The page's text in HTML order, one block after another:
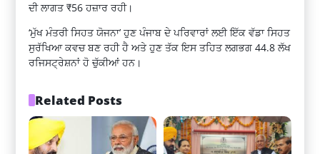
ਦੀ ਲਾਗਤ ₹56 ਹਜ਼ਾਰ ਰਹੀ।
‘ਮੁੱਖ ਮੰਤਰੀ ਸਿਹਤ ਯੋਜਨਾ’ ਹੁਣ ਪੰਜਾਬ ਦੇ ਪਰਿਵਾਰਾਂ ਲਈ ਇੱਕ ਵੱਡਾ ਸਿਹਤ
ਸੁਰੱਖਿਆ ਕਵਚ ਬਣ ਰਹੀ ਹੈ ਅਤੇ ਹੁਣ ਤੱਕ ਇਸ ਤਹਿਤ ਲਗਭਗ 44.8 ਲੱਖ
ਰਜਿਸਟ੍ਰੇਸ਼ਨਾਂ ਹੋ ਚੁੱਕੀਆਂ ਹਨ।
Related Posts